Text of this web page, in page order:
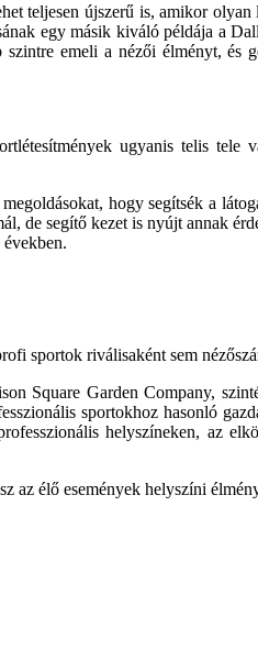
teljesen újszerű is, amikor olyan
egy másik kiváló példája a
emeli a nézői élményt, és
ugyan­is telis tele
hogy segítsék a
de segítő kezet is nyújt annak
sportok riválisa­ként sem
Square Garden Company,
sportokhoz hasonló
helyszíneken, az
az élő események helyszíni